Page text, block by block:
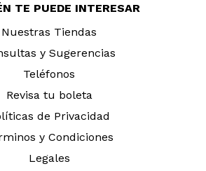
TE PUEDE INTERESAR
Nuestras Tiendas
y Sugerencias
Teléfonos
Revisa tu boleta
de Privacidad
y Condiciones
Legales